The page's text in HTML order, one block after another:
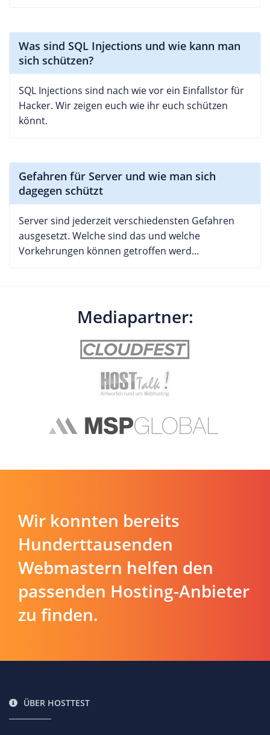
Was sind SQL Injections und wie kann man
sich schützen?
SQL Injections sind nach wie vor ein Einfallstor für
Hacker. Wir zeigen euch wie ihr euch schützen
könnt.
Gefahren für Server und wie man sich
dagegen schützt
Server sind jederzeit verschiedensten Gefahren
ausgesetzt. Welche sind das und welche
Vorkehrungen können getroffen werd...
Mediapartner:
Wir konnten bereits
Hunderttausenden
Webmastern helfen den
passenden Hosting-Anbieter
zu finden.
ÜBER HOSTTEST